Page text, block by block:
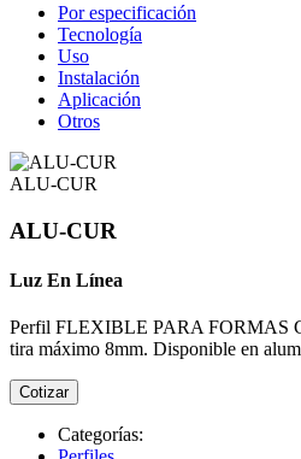
Por especificación
Tecnología
Uso
Instalación
Aplicación
Otros
ALU-CUR
ALU-CUR
Luz En Línea
Perfil FLEXIBLE PARA FORMAS
tira máximo 8mm. Disponible en
Cotizar
Categorías: